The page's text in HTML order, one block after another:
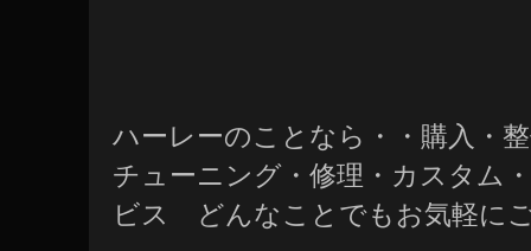
ハーレーのことなら・・購入・
チューニング・修理・カスタム
ビス どんなことでもお気軽に